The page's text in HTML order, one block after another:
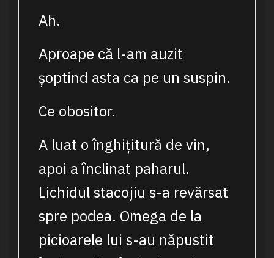
Ah.
Aproape că l-am auzit
șoptind asta ca pe un suspin.
Ce obositor.
A luat o înghițitură de vin,
apoi a înclinat paharul.
Lichidul stacojiu s-a revărsat
spre podea. Omega de la
picioarele lui s-au năpustit